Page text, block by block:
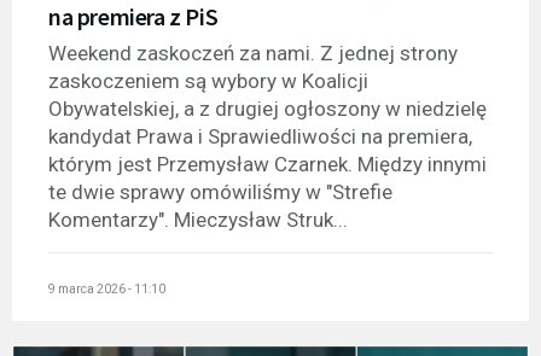
na premiera z PiS
Weekend zaskoczeń za nami. Z jednej strony
zaskoczeniem są wybory w Koalicji
Obywatelskiej, a z drugiej ogłoszony w niedzielę
kandydat Prawa i Sprawiedliwości na premiera,
którym jest Przemysław Czarnek. Między innymi
te dwie sprawy omówiliśmy w "Strefie
Komentarzy". Mieczysław Struk...
9 marca 2026 - 11:10